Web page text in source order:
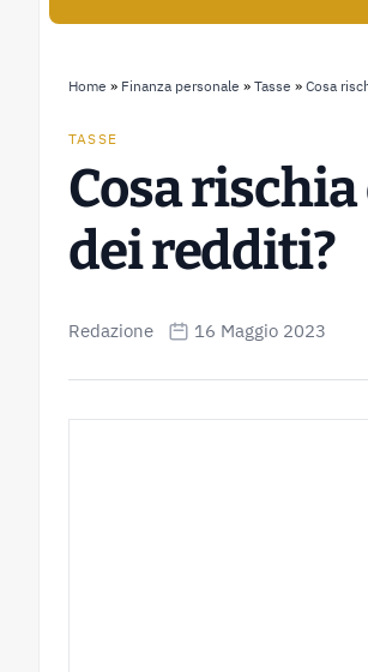
Home » Finanza personale » Tasse » Cosa
TASSE
Cosa
dei redditi?
Redazione 16 Maggio 2023